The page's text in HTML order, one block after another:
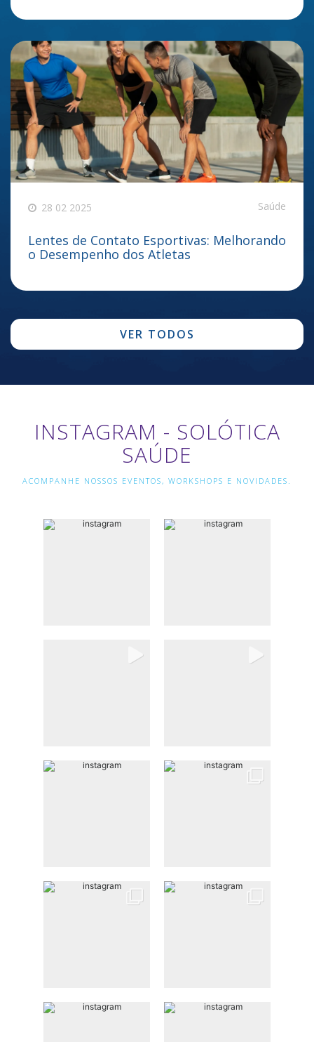
28 02 2025 Saúde
Lentes de Contato Esportivas: Melhorando
o Desempenho dos Atletas
VER TODOS
INSTAGRAM - SOLÓTICA
SAÚDE
ACOMPANHE NOSSOS EVENTOS, WORKSHOPS E NOVIDADES.